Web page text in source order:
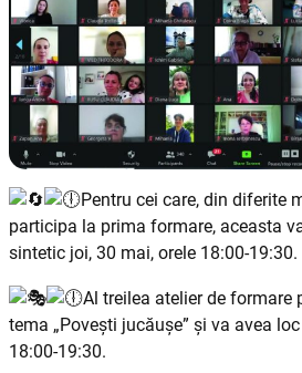
Pentru cei care, din diferite
participa la prima formare, aceasta
sintetic joi, 30 mai, orele 18:00-19:30.
Al treilea atelier de formare
tema „Povești jucăușe” și va avea
18:00-19:30.